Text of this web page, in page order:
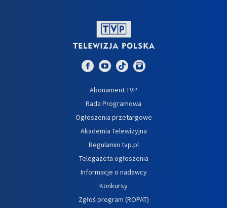
Abonament TVP
Rada Programowa
Ogłoszenia przetargowe
Akademia Telewizyjna
Regulamin tvp.pl
Telegazeta ogłoszenia
Informacje o nadawcy
Konkursy
Zgłoś program (ROPAT)